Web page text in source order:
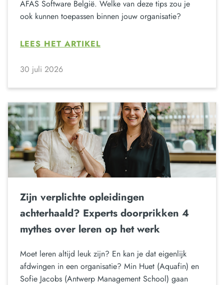
AFAS Software België. Welke van deze tips zou je
ook kunnen toepassen binnen jouw organisatie?
LEES HET ARTIKEL
30 juli 2026
Zijn verplichte opleidingen
achterhaald? Experts doorprikken 4
mythes over leren op het werk
Moet leren altijd leuk zijn? En kan je dat eigenlijk
afdwingen in een organisatie? Min Huet (Aquafin) en
Sofie Jacobs (Antwerp Management School) gaan